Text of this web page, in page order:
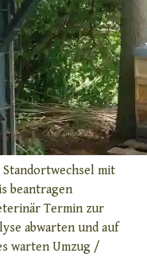
mit
beantragen
Termin zur
abwarten und auf
warten Umzug /